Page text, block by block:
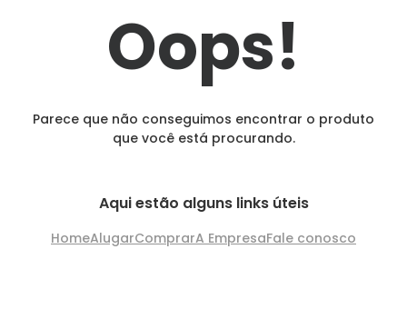
Oops!
Parece que não conseguimos encontrar o produto
que você está procurando.
Aqui estão alguns links úteis
HomeAlugarComprarA EmpresaFale conosco